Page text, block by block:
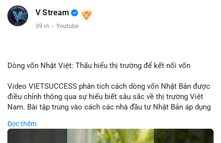
V Stream
39 m · Youtube
Dòng vốn Nhật Việt: Thấu hiểu thị trường để kết nối vốn
Video VIETSUCCESS phân tích cách dòng vốn Nhật Bản được
điều chỉnh thông qua sự hiểu biết sâu sắc về thị trường Việt
Nam. Bài tập trung vào cách các nhà đầu tư Nhật Bản áp dụng
đầu tư trực tiếp vào doanh nghiệp đến việc giao dịch tài chính.
Kết nối này không chỉ tạo cơ hội tăng trưởng cho Việt Nam mà
Đọc thêm